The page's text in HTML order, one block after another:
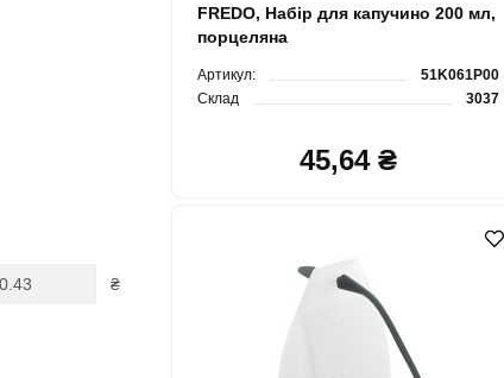
₴
FREDO, Набір для капучино 200 мл,
порцеляна
Артикул:
51K061P00
Склад
3037
45,64 ₴